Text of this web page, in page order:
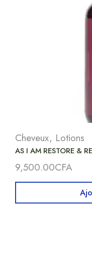
Cheveux, Lotions
AS I AM RESTORE &
9,500.00CFA